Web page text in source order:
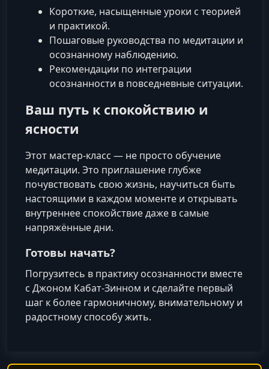
Короткие, насыщенные уроки с теорией
и практикой.
Пошаговые руководства по медитации и
осознанному наблюдению.
Рекомендации по интеграции
осознанности в повседневные ситуации.
Ваш путь к спокойствию и
ясности
Этот мастер-класс — не просто обучение
медитации. Это приглашение глубже
почувствовать свою жизнь, научиться быть
настоящими в каждом моменте и открывать
внутреннее спокойствие даже в самые
напряжённые дни.
Готовы начать?
Погрузитесь в практику осознанности вместе
с Джоном Кабат-Зинном и сделайте первый
шаг к более гармоничному, внимательному и
радостному способу жить.